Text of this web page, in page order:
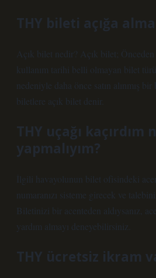
THY bileti açığa
Açık bilet nedir? Açık bilet; Önceden
kullanım tarihi belli olmayan bilet
nedeniyle daha önce satın alınmış
biletlere açık bilet denir.
THY uçağı kaçırdım
yapmalıyım?
İlgili havayolunun bilet ofisindeki
numaranızı sisteme girecek ve
Biletinizi bir acenteden aldıysanız,
yardım almayı deneyebilirsiniz.
THY ücretsiz ikram